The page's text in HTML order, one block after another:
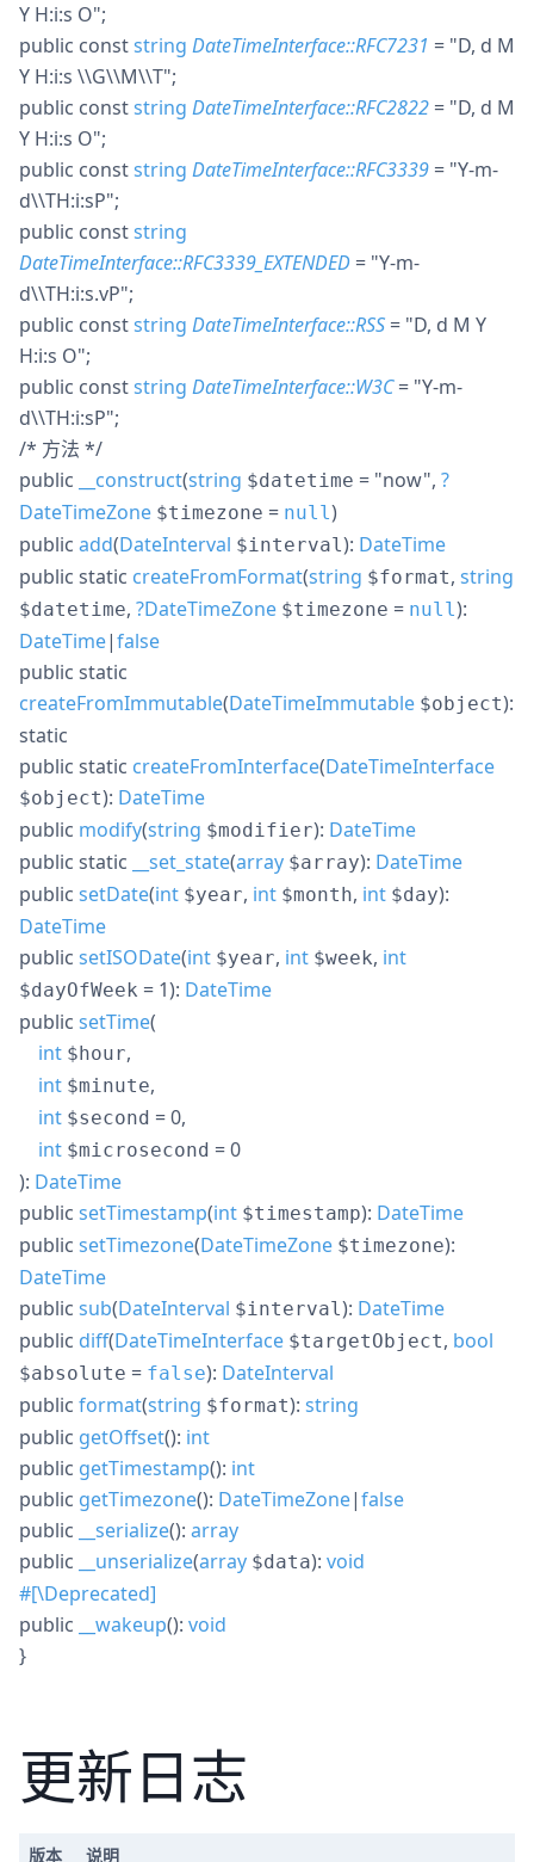
Y H:i:s O";
public conststring DateTimeInterface::RFC7231 = "D, d M
Y H:i:s \\G\\M\\T";
public conststring DateTimeInterface::RFC2822 = "D, d M
Y H:i:s O";
public conststring DateTimeInterface::RFC3339 = "Y-m-
d\\TH:i:sP";
public conststring
DateTimeInterface::RFC3339_EXTENDED = "Y-m-
d\\TH:i:s.vP";
public conststring DateTimeInterface::RSS = "D, d M Y
H:i:s O";
public conststring DateTimeInterface::W3C= "Y-m-
d\\TH:i:sP";
/* 方法 */
public
__construct(string $datetime = "now", ?
DateTimeZone $timezone = null)
public add(DateInterval $interval): DateTime
public static createFromFormat(string $format, string
$datetime, ?DateTimeZone $timezone = null):
DateTime|false
public static
createFromImmutable(DateTimeImmutable $object):
static
public static createFromInterface(DateTimeInterface
$object): DateTime
public modify(string $modifier): DateTime
public static __set_state(array $array): DateTime
public setDate(int $year, int $month, int $day):
DateTime
public setISODate(int $year, int $week, int
$dayOfWeek = 1): DateTime
public setTime(
int $hour,
int $minute,
int $second = 0,
int $microsecond = 0
): DateTime
public setTimestamp(int $timestamp): DateTime
public setTimezone(DateTimeZone $timezone):
DateTime
public sub(DateInterval $interval): DateTime
public diff(DateTimeInterface $targetObject, bool
$absolute = false): DateInterval
public format(string $format): string
public getOffset(): int
public getTimestamp(): int
public getTimezone(): DateTimeZone|false
public
__serialize(): array
public
__unserialize(array $data): void
#[\Deprecated]
public
__wakeup(): void
}
更新日志
版本 说明